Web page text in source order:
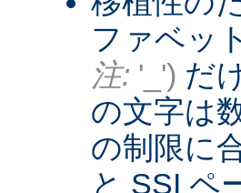
ファベッ
注: '_') だ
の文字は
の制限に
と SSI ペ